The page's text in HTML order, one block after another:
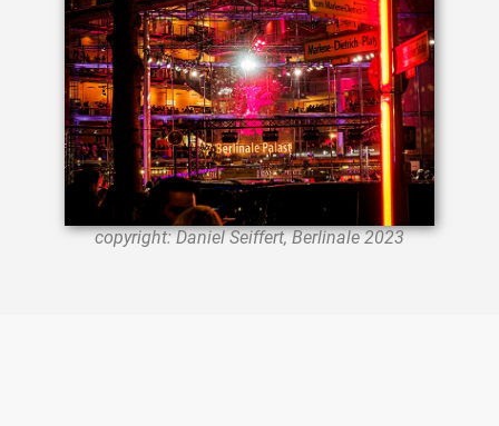
copyright: Daniel Seiffert, Berlinale 2023